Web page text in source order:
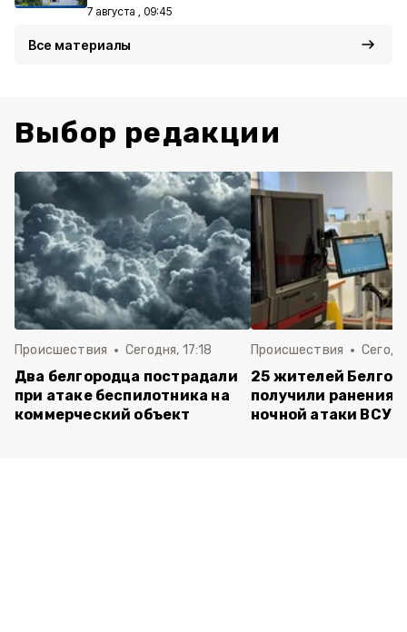
7 августа , 09:45
Все материалы
Выбор редакции
Происшествия Сегодня, 17:18
Два белгородца пострадали
при атаке беспилотника на
коммерческий объект
Происшествия
25 жителей
получили ранения
ночной атаки ВСУ